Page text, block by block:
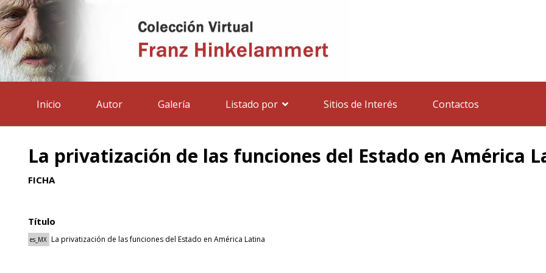
Inicio Autor Galería Listado por Sitios de Interés Contactos
La privatización de las funciones del Estado en América
FICHA
Título
es_MX La privatización de las funciones del Estado en América Latina